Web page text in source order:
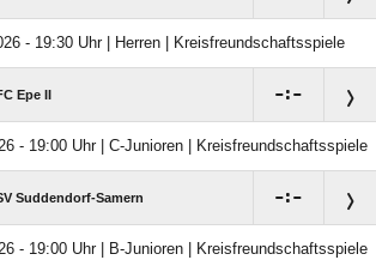
- 19:30 Uhr | Herren | Kreisfreundschaftsspiele
Epe II :
- 19:00 Uhr | C-Junioren | Kreisfreundschaftsspiele
Suddendorf-Samern :
- 19:00 Uhr | B-Junioren | Kreisfreundschaftsspiele